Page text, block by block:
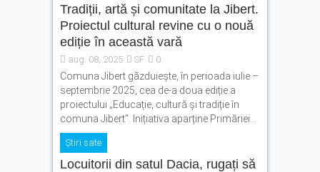
Tradiții, artă și comunitate la Jibert.
Proiectul cultural revine cu o nouă
ediție în această vară
aug. 08, 2025 SF 0
Comuna Jibert găzduiește, în perioada iulie –
septembrie 2025, cea de-a doua ediție a
proiectului „Educație, cultură și tradiție în
comuna Jibert”. Inițiativa aparține Primăriei...
Știri sate
Locuitorii din satul Dacia, rugați să